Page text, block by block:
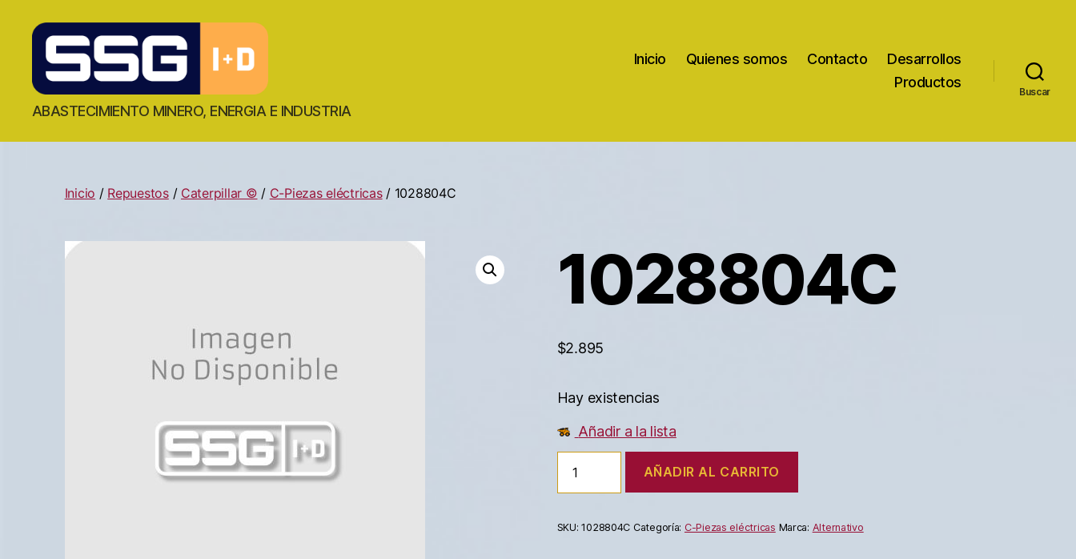
ABASTECIMIENTO MINERO, ENERGIA E INDUSTRIA
Inicio Quienes somos Contacto
Desarrollos
Productos
Buscar
Inicio / Repuestos/ Caterpillar © / C-Piezas eléctricas/ 1028804C
1028804C
$2.895
Hay existencias
Añadir a la lista
AÑADIR AL CARRITO
SKU:1028804C Categoría: C-Piezas eléctricas Marca: Alternativo